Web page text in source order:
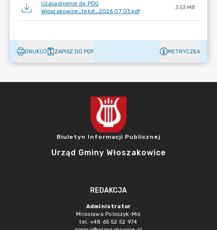
Uzasadnienie do POG
Włoszakowice_tekst_2026 07 03.pdf
3.53 MB
DRUKUJ ZAPISZ DO PDF METRYCZKA
Biuletyn Informacji Publicznej
Urząd Gminy Włoszakowice
REDAKCJA
Administrator
Mirosława Poloszyk-Miś
tel. +48 65 52 52 974